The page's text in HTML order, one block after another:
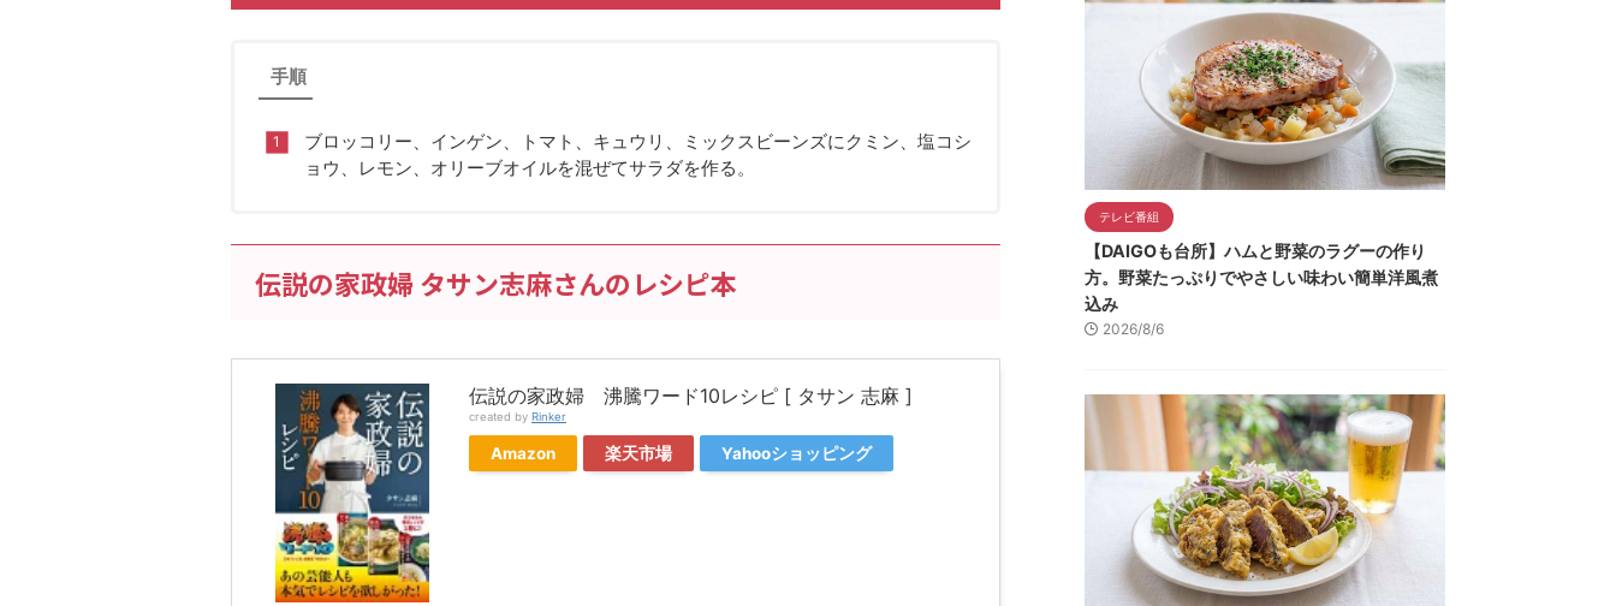
手順
ブロッコリー、インゲン、トマト、キュウリ、ミックスビーンズにクミン、塩コシ
ョウ、レモン、オリーブオイルを混ぜてサラダを作る。
伝説の家政婦 タサン志麻さんのレシピ本
伝説の家政婦 沸騰ワード10レシピ [ タサン 志麻 ]
created by Rinker
Amazon 楽天市場 Yahooショッピング
テレビ番組
【DAIGOも台所】ハムと野菜のラグーの作り
方。野菜たっぷりでやさしい味わい簡単洋風煮
込み
2026/8/6